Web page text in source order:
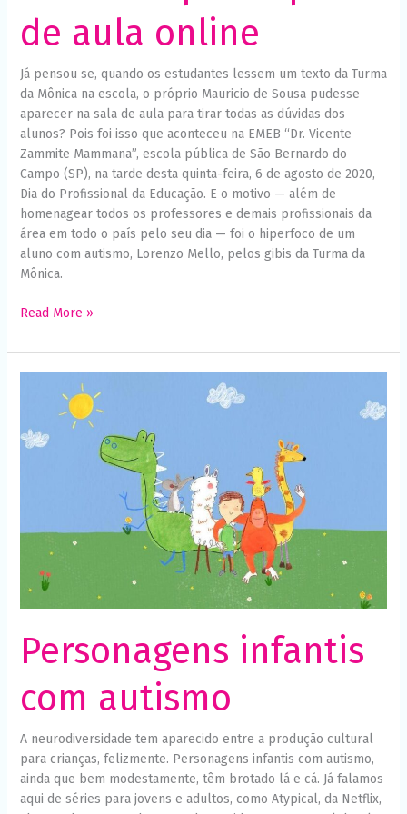
de aula online
Já pensou se, quando os estudantes lessem um texto da Turma
da Mônica na escola, o próprio Mauricio de Sousa pudesse
aparecer na sala de aula para tirar todas as dúvidas dos
alunos? Pois foi isso que aconteceu na EMEB “Dr. Vicente
Zammite Mammana”, escola pública de São Bernardo do
Campo (SP), na tarde desta quinta-feira, 6 de agosto de 2020,
Dia do Profissional da Educação. E o motivo — além de
homenagear todos os professores e demais profissionais da
área em todo o país pelo seu dia — foi o hiperfoco de um
aluno com autismo, Lorenzo Mello, pelos gibis da Turma da
Mônica.
Read More »
Personagens infantis
com autismo
A neurodiversidade tem aparecido entre a produção cultural
para crianças, felizmente. Personagens infantis com autismo,
ainda que bem modestamente, têm brotado lá e cá. Já falamos
aqui de séries para jovens e adultos, como Atypical, da Netflix,
Personagens
infantis
autismo